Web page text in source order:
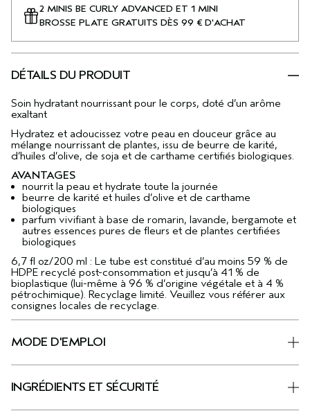
2 MINIS BE CURLY ADVANCED ET 1 MINI
BROSSE PLATE GRATUITS DÈS 99 € D'ACHAT
DÉTAILS DU PRODUIT
Soin hydratant nourrissant pour le corps, doté d’un arôme
exaltant
Hydratez et adoucissez votre peau en douceur grâce au
mélange nourrissant de plantes, issu de beurre de karité,
d’huiles d’olive, de soja et de carthame certifiés biologiques.
AVANTAGES
nourrit la peau et hydrate toute la journée
beurre de karité et huiles d’olive et de carthame
biologiques
parfum vivifiant à base de romarin, lavande, bergamote et
autres essences pures de fleurs et de plantes certifiées
biologiques
6,7 fl oz/200 ml : Le tube est constitué d’au moins 59 % de
HDPE recyclé post-consommation et jusqu’à 41 % de
bioplastique (lui-même à 96 % d’origine végétale et à 4 %
pétrochimique). Recyclage limité. Veuillez vous référer aux
consignes locales de recyclage.
MODE D'EMPLOI
INGRÉDIENTS ET SÉCURITÉ